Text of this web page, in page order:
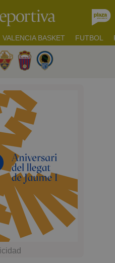
VALENCIA BASKET FUTBOL